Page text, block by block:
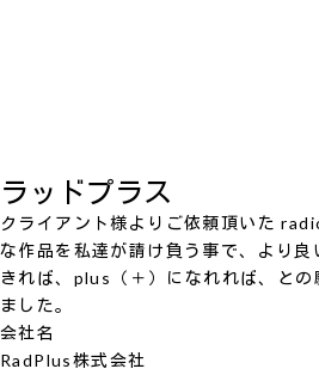
ラッドプラス
クライアント様よりご依頼頂いた
な作品を私達が請け負う事で、より
きれば、plus（＋）になれれば、と
ました。
会社名
RadPlus株式会社